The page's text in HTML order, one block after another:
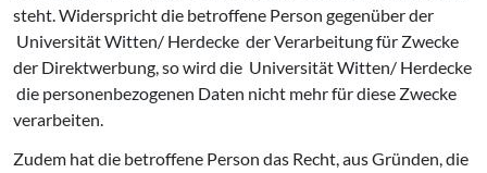
steht. Widerspricht die betroffene Person gegenüber der
Universität Witten/ Herdecke der Verarbeitung für Zwecke
der Direktwerbung, so wird die Universität Witten/ Herdecke
die personenbezogenen Daten nicht mehr für diese Zwecke
verarbeiten.
Zudem hat die betroffene Person das Recht, aus Gründen, die